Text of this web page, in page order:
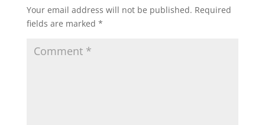
Your email address will not be published. Required
fields are marked *